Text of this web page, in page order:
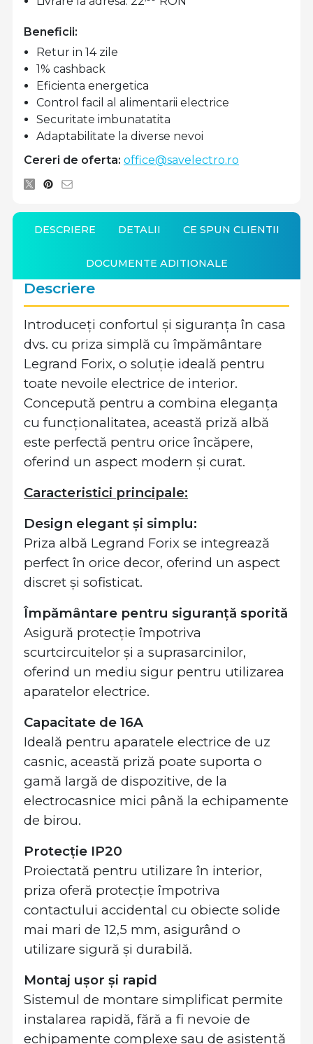
Beneficii:
Retur in 14 zile
1% cashback
Eficienta energetica
Control facil al alimentarii electrice
Securitate imbunatatita
Adaptabilitate la diverse nevoi
Cereri de oferta: office@savelectro.ro
DESCRIERE DETALII CE SPUN CLIENTII
DOCUMENTE ADITIONALE
Descriere
Introduceți confortul și siguranța în casa
dvs. cu priza simplă cu împământare
Legrand Forix, o soluție ideală pentru
toate nevoile electrice de interior.
Concepută pentru a combina eleganța
cu funcționalitatea, această priză albă
este perfectă pentru orice încăpere,
oferind un aspect modern și curat.
Caracteristici principale:
Design elegant și simplu:
Priza albă Legrand Forix se integrează
perfect în orice decor, oferind un aspect
discret și sofisticat.
Împământare pentru siguranță sporită
Asigură protecție împotriva
scurtcircuitelor și a suprasarcinilor,
oferind un mediu sigur pentru utilizarea
aparatelor electrice.
Capacitate de 16A
Ideală pentru aparatele electrice de uz
casnic, această priză poate suporta o
gamă largă de dispozitive, de la
electrocasnice mici până la echipamente
de birou.
Protecție IP20
Proiectată pentru utilizare în interior,
priza oferă protecție împotriva
contactului accidental cu obiecte solide
mai mari de 12,5 mm, asigurând o
utilizare sigură și durabilă.
Montaj ușor și rapid
Sistemul de montare simplificat permite
instalarea rapidă, fără a fi nevoie de
echipamente complexe sau de asistență